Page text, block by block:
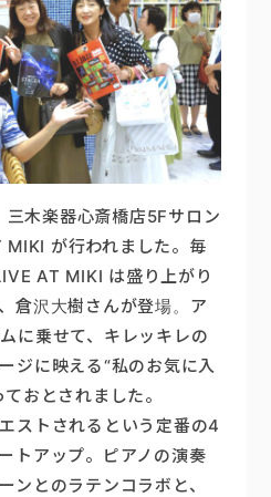
木楽器心斎橋店5Fサロン
が行われました。毎
AT MIKI は盛り上がり
倉沢大樹さんが登場。ア
に乗せて、キレッキレの
ジに映える“私のお気に入
おとされました。
ストされるという定番の4
トアップ。ピアノの演奏
ンとのラテンコラボと、